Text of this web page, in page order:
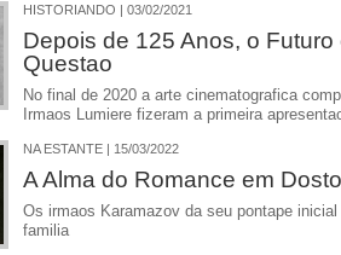
HISTORIANDO | 03/02/2021
Depois de 125 Anos, o
Questao
No final de 2020 a arte cinematografica
Irmaos Lumiere fizeram a primeira
NA ESTANTE | 15/03/2022
A Alma do Romance em
Os irmaos Karamazov da seu pontape
familia